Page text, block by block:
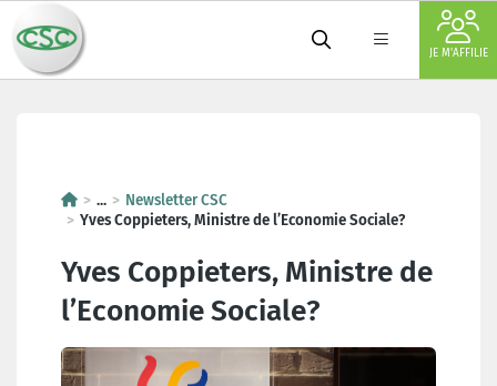
JE M'AFFILIE
...
Newsletter CSC
Yves Coppieters, Ministre de l’Economie Sociale?
Yves Coppieters, Ministre de
l’Economie Sociale?